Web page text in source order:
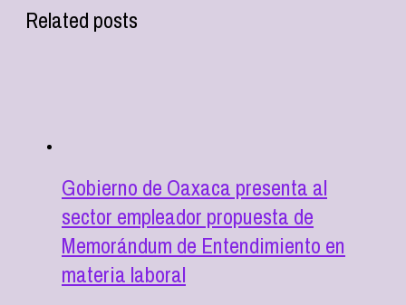
Related posts
Gobierno de Oaxaca presenta al
sector empleador propuesta de
Memorándum de Entendimiento en
materia laboral